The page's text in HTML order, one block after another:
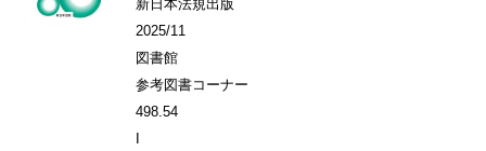
新日本法規出版
2025/11
図書館
参考図書コーナー
498.54